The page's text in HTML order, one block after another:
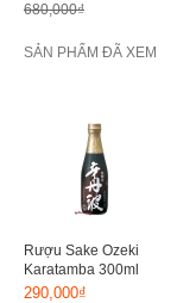
680,000₫
SẢN PHẨM ĐÃ XEM
Rượu Sake Ozeki
Karatamba 300ml
290,000₫